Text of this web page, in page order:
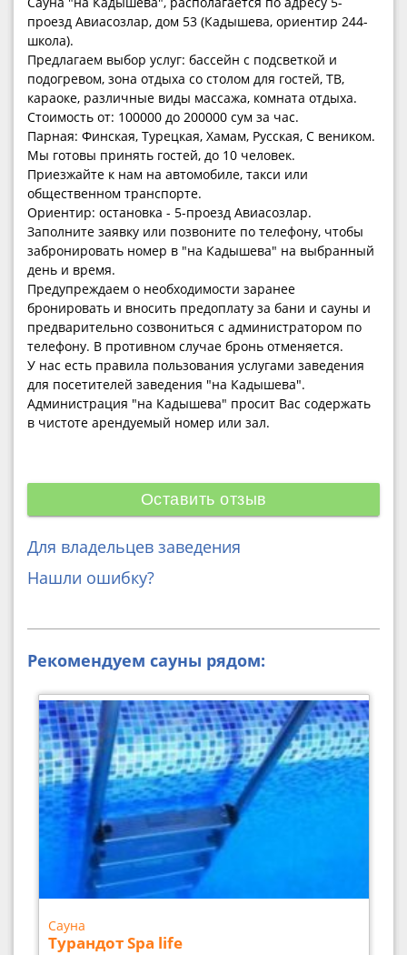
проезд Авиасозлар, дом 53 (Кадышева, ориентир 244-
школа).
Предлагаем выбор услуг: бассейн с подсветкой и
подогревом, зона отдыха со столом для гостей, ТВ,
караоке, различные виды массажа, комната отдыха.
Стоимость от: 100000 до 200000 сум за час.
Парная: Финская, Турецкая, Хамам, Русская, С веником.
Мы готовы принять гостей, до 10 человек.
Приезжайте к нам на автомобиле, такси или
общественном транспорте.
Ориентир: остановка - 5-проезд Авиасозлар.
Заполните заявку или позвоните по телефону, чтобы
забронировать номер в "на Кадышева" на выбранный
день и время.
Предупреждаем о необходимости заранее
бронировать и вносить предоплату за бани и сауны и
предварительно созвониться с администратором по
телефону. В противном случае бронь отменяется.
У нас есть правила пользования услугами заведения
для посетителей заведения "на Кадышева".
Администрация "на Кадышева" просит Вас содержать
в чистоте арендуемый номер или зал.
Оставить отзыв
Для владельцев заведения
Нашли ошибку?
Рекомендуем сауны рядом:
Сауна
Турандот Spa life